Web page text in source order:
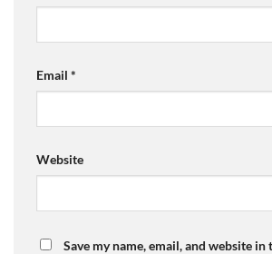
Email *
Website
Save my name, email, and website